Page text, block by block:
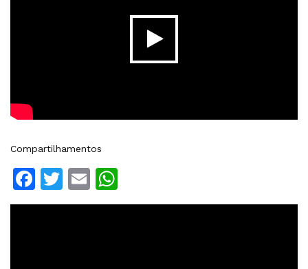
Play
Compartilhamentos
Facebook
Twitter
Email